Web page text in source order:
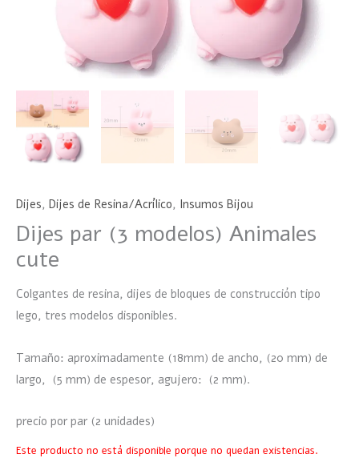
Dijes, Dijes de Resina/Acrílico, Insumos Bijou
Dijes par (3 modelos) Animales
cute
Colgantes de resina, dijes de bloques de construcción tipo
lego, tres modelos disponibles.
Tamaño: aproximadamente (18mm) de ancho, (20 mm) de
largo, (5 mm) de espesor, agujero: (2 mm).
precio por par (2 unidades)
Este producto no está disponible porque no quedan existencias.